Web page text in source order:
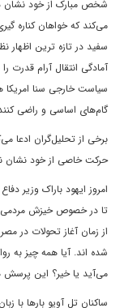
شخص مبارک از خود نشان
می‌کند که خواهان کناره
سفید در تازه ترین اظهار
آمادگی انتقال آرام قدرت
سیاست خارجی سنا
گام‌‌های اساسی و راضی
برخی از تحلیل‌گران ادعا
حرکت خاصی از خود نشان
امروز ایهود باراک وزیر
تا در خصوص خیزش مردمی
از زمان آغاز تحولات در
شده اند. آیا همه چیز به
می‌آید یا خیر؟ این پرسش
ساکنان تل آویو بارها با